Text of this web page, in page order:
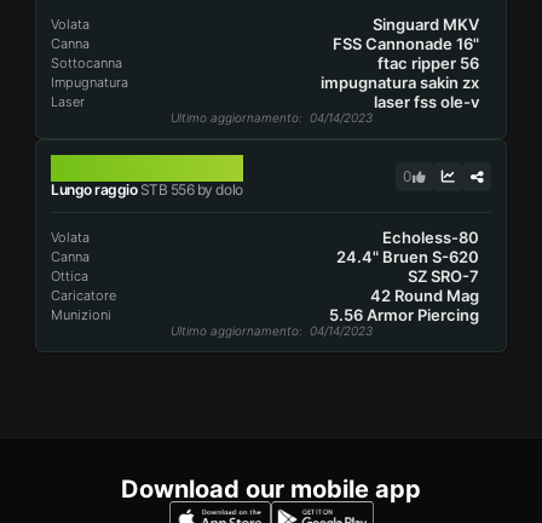
Volata Singuard MKV
Canna FSS Cannonade 16"
Sottocanna ftac ripper 56
Impugnatura impugnatura sakin zx
Laser laser fss ole-v
Ultimo aggiornamento: 04/14/2023
Lungo raggioSTB 556 by dolo
0
Volata Echoless-80
Canna 24.4" Bruen S-620
Ottica SZ SRO-7
Caricatore 42 Round Mag
Munizioni 5.56 Armor Piercing
Ultimo aggiornamento: 04/14/2023
Download our mobile app